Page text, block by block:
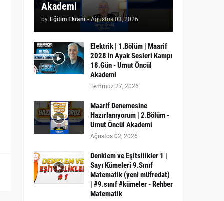
Akademi
by Eğitim Ekranı - Ağustos 03, 2026
Elektrik | 1.Bölüm | Maarif
2028 in Ayak Sesleri Kampı
18.Gün - Umut Öncül
Akademi
Temmuz 27, 2026
Maarif Denemesine
Hazırlanıyorum | 2.Bölüm -
Umut Öncül Akademi
Ağustos 02, 2026
Denklem ve Eşitsilikler 1 |
Sayı Kümeleri 9.Sınıf
Matematik (yeni müfredat)
| #9.sınıf #kümeler - Rehber
Matematik